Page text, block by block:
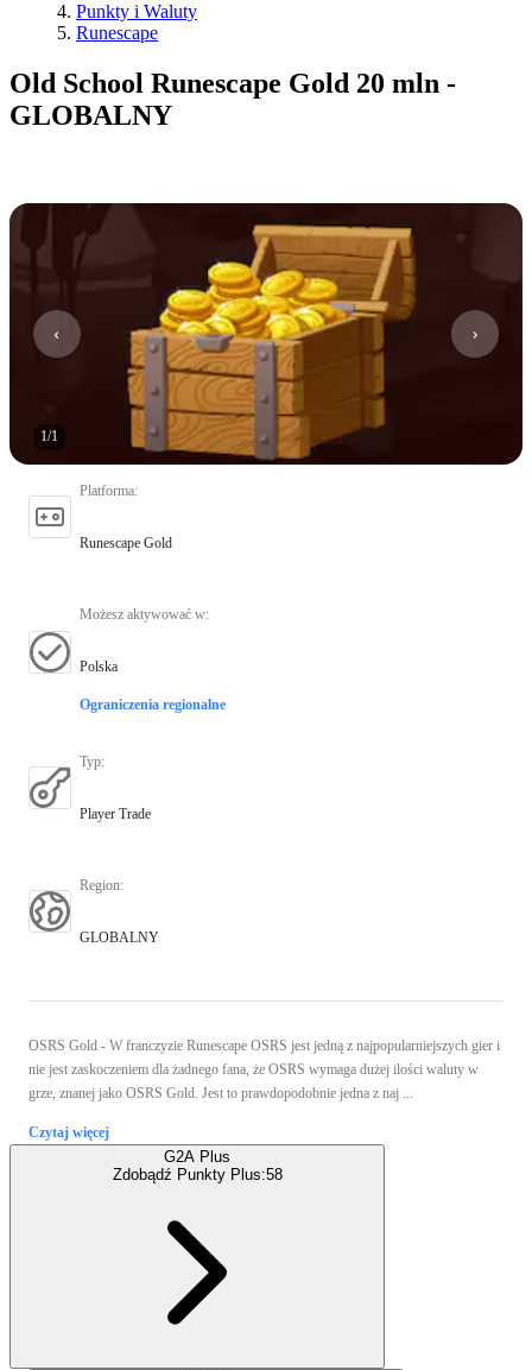
Punkty i Waluty
Runescape
Old School Runescape Gold 20 mln -
GLOBALNY
1/1
Platforma:
Runescape Gold
Możesz aktywować w:
Polska
Ograniczenia regionalne
Typ:
Player Trade
Region:
GLOBALNY
OSRS Gold - W franczyzie Runescape OSRS jest jedną z najpopularniejszych gier i
nie jest zaskoczeniem dla żadnego fana, że OSRS wymaga dużej ilości waluty w
grze, znanej jako OSRS Gold. Jest to prawdopodobnie jedna z naj ...
Czytaj więcej
G2A Plus
Zdobądź Punkty Plus:58